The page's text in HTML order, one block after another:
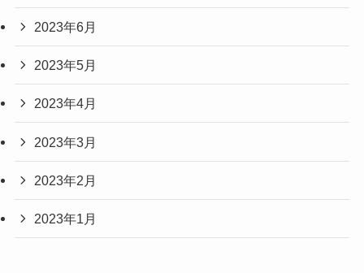
2023年6月
2023年5月
2023年4月
2023年3月
2023年2月
2023年1月